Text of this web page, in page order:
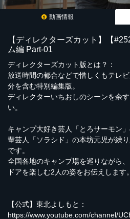
動画情報
【ディレクターズカット】【
ム編 Part-01
ディレクターズカット版とは？：
放送時間の都合などで惜しくもテレ
分を含む特別編集版。
ディレクターいちおしのシーンを余
い。
キャンプ大好き芸人「とろサーモン
輩芸人「ソラシド」の本坊元児が繰
です。
全国各地のキャンプ場を巡りながら
ドアを楽しむ2人の姿をお伝えします。
【公式】東北よしもと：
https://www.youtube.com/channel/